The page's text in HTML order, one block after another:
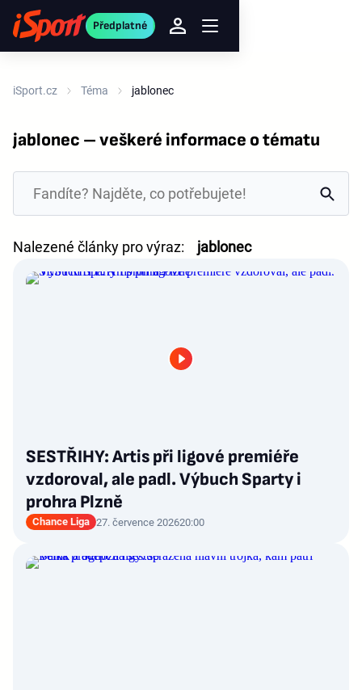
Předplatné
iSport.cz Téma jablonec
jablonec – veškeré informace o tématu
Nalezené články pro výraz: jablonec
SESTŘIHY: Artis při ligové premiéře
vzdoroval, ale padl. Výbuch Sparty i
prohra Plzně
Chance Liga 27. července 202620:00